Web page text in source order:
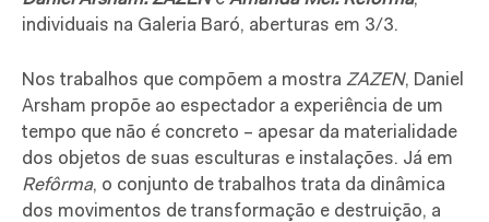
individuais na Galeria Baró, aberturas em 3/3.
Nos trabalhos que compõem a mostra ZAZEN, Daniel
Arsham propõe ao espectador a experiência de um
tempo que não é concreto – apesar da materialidade
dos objetos de suas esculturas e instalações. Já em
Refôrma, o conjunto de trabalhos trata da dinâmica
dos movimentos de transformação e destruição, a